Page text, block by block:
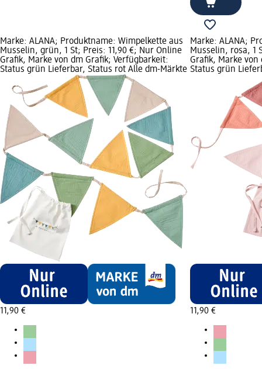
Marke: ALANA; Produktname: Wimpelkette aus
Musselin, grün, 1 St; Preis: 11,90 €; Nur Online
Grafik, Marke von dm Grafik; Verfügbarkeit:
Status grün Lieferbar, Status rot Alle dm-Märkte
11,90 €
Marke: ALANA;
Musselin, rosa, 1
Grafik, Marke von
Status grün
11,90 €